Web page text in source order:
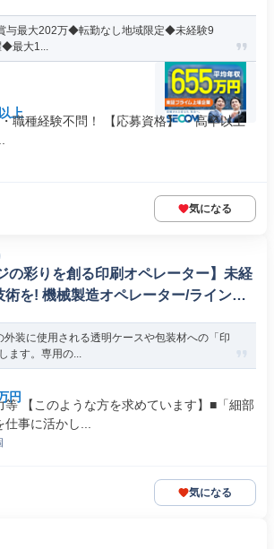
与最大202万◆転勤なし地域限定◆未経験9
◆最大1...
上
職種経験不問！ 【応募資格】 ・高卒以上
気になる
の彩りを創る印刷オペレーター】未経
を! 機械製造オペレーター/ラインマ
外装に使用される透明ケースや包装材への「印
ます。専用の...
円
等 【このような方を求めています】■「細部
事に活かし...
気になる